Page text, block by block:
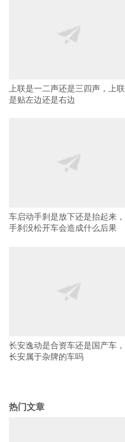
上联是一二声还是三四声，上联
是贴左边还是右边
车启动手刹是放下还是抬起来，
手刹没松开车会造成什么后果
长安逸动是合资车还是国产车，
长安属于杂牌的车吗
热门文章